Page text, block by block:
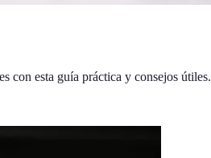
con esta guía práctica y consejos útiles.